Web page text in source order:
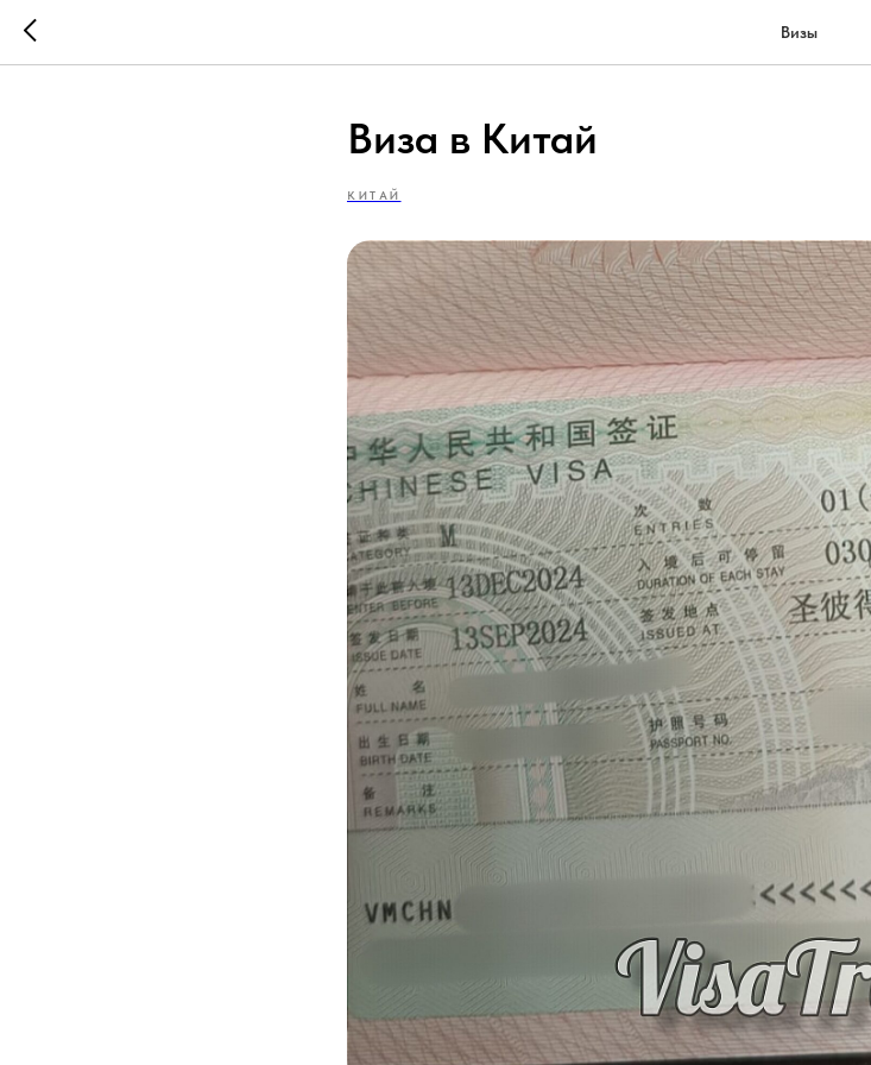
Визы
Виза в Китай
КИТАЙ